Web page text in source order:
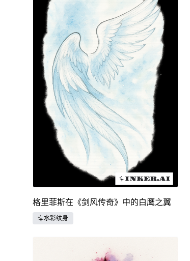
格里菲斯在《剑风传奇》中的白鹰之翼
水彩纹身